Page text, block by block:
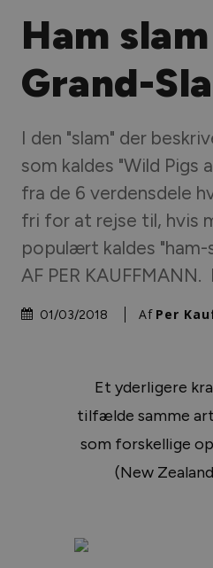
Ham
Grand-
I den "slam" der
som kaldes "Wild Pigs
fra de 6 verdensdele
fri for at rejse til, hvis
populært kaldes "ham-
AF PER KAUFFMANN.
01/03/2018 Af Per
Et yderligere
tilfælde samme
som forskellige
(New